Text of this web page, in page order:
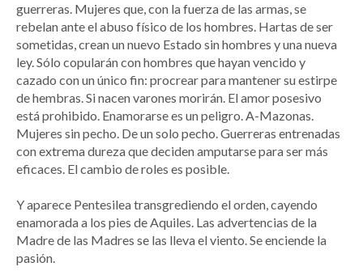
guerreras. Mujeres que, con la fuerza de las armas, se
rebelan ante el abuso físico de los hombres. Hartas de ser
sometidas, crean un nuevo Estado sin hombres y una nueva
ley. Sólo copularán con hombres que hayan vencido y
cazado con un único fin: procrear para mantener su estirpe
de hembras. Si nacen varones morirán. El amor posesivo
está prohibido. Enamorarse es un peligro. A-Mazonas.
Mujeres sin pecho. De un solo pecho. Guerreras entrenadas
con extrema dureza que deciden amputarse para ser más
eficaces. El cambio de roles es posible.
Y aparece Pentesilea transgrediendo el orden, cayendo
enamorada a los pies de Aquiles. Las advertencias de la
Madre de las Madres se las lleva el viento. Se enciende la
pasión.